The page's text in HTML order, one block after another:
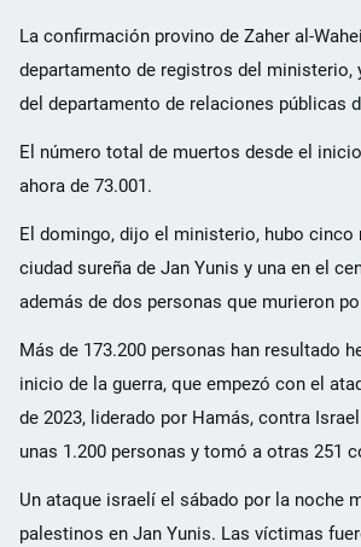
La confirmación provino de Zaher al-
departamento de registros del ministerio,
del departamento de relaciones públicas
El número total de muertos desde el
ahora de 73.001.
El domingo, dijo el ministerio, hubo cinco
ciudad sureña de Jan Yunis y una en el
además de dos personas que murieron
Más de 173.200 personas han resultado
inicio de la guerra, que empezó con el
de 2023, liderado por Hamás, contra
unas 1.200 personas y tomó a otras 251
Un ataque israelí el sábado por la noche
palestinos en Jan Yunis. Las víctimas